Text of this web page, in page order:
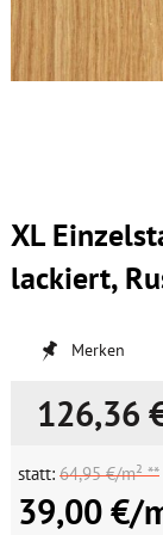
XL
lackiert,
Merken
126,36
statt: 64,95 €/m² **
39,00 €/